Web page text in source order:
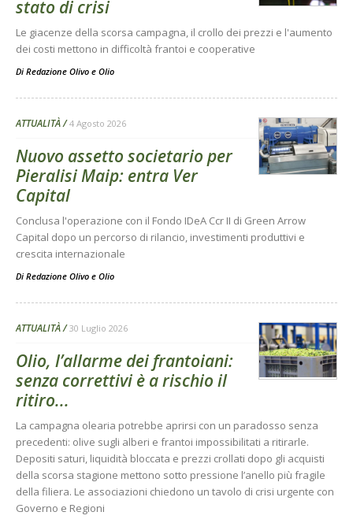
stato di crisi
Le giacenze della scorsa campagna, il crollo dei prezzi e l'aumento
dei costi mettono in difficoltà frantoi e cooperative
Di Redazione Olivo e Olio
ATTUALITÀ 4 Agosto 2026
Nuovo assetto societario per
Pieralisi Maip: entra Ver
Capital
Conclusa l'operazione con il Fondo IDeA Ccr II di Green Arrow
Capital dopo un percorso di rilancio, investimenti produttivi e
crescita internazionale
Di Redazione Olivo e Olio
ATTUALITÀ 30 Luglio 2026
Olio, l’allarme dei frantoiani:
senza correttivi è a rischio il
ritiro...
La campagna olearia potrebbe aprirsi con un paradosso senza
precedenti: olive sugli alberi e frantoi impossibilitati a ritirarle.
Depositi saturi, liquidità bloccata e prezzi crollati dopo gli acquisti
della scorsa stagione mettono sotto pressione l’anello più fragile
della filiera. Le associazioni chiedono un tavolo di crisi urgente con
Governo e Regioni